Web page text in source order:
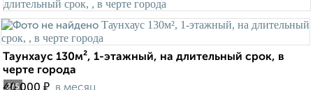
2/5
Таунхаус 130м², 1-этажный, на длительный срок, в
черте города
₽